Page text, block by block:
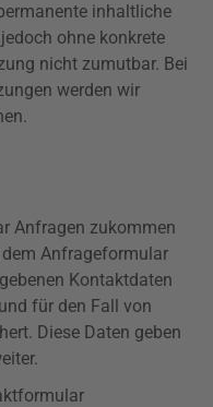
inhaltliche
ohne konkrete
nicht zumutbar. Bei
werden wir
Anfragen zukommen
Anfrageformular
Kontaktdaten
für den Fall von
Diese Daten geben